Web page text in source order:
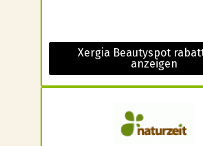
Xergia Beautyspot
anzeigen